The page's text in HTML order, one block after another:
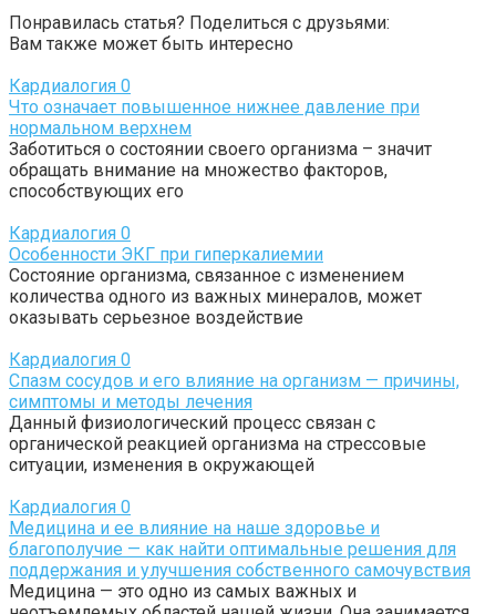
Понравилась статья? Поделиться с друзьями:
Вам также может быть интересно
Кардиалогия 0
Что означает повышенное нижнее давление при
нормальном верхнем
Заботиться о состоянии своего организма – значит
обращать внимание на множество факторов,
способствующих его
Кардиалогия 0
Особенности ЭКГ при гиперкалиемии
Состояние организма, связанное с изменением
количества одного из важных минералов, может
оказывать серьезное воздействие
Кардиалогия 0
Спазм сосудов и его влияние на организм — причины,
симптомы и методы лечения
Данный физиологический процесс связан с
органической реакцией организма на стрессовые
ситуации, изменения в окружающей
Кардиалогия 0
Медицина и ее влияние на наше здоровье и
благополучие — как найти оптимальные решения для
поддержания и улучшения собственного самочувствия
Медицина — это одно из самых важных и